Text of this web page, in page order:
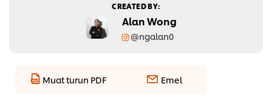
CREATED BY:
Alan Wong
@ngalan0
Muat turun PDF Emel